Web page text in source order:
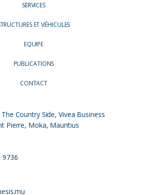
SERVICES
ET VÉHICULES
EQUIPE
PUBLICATIONS
CONTACT
Country Side, Vivea Business
Pierre, Moka, Mauritius
9736